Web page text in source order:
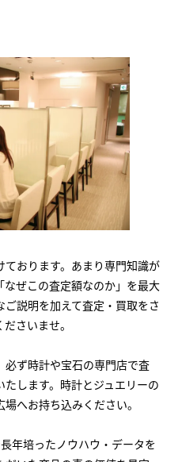
おります。あまり専門知識が
ぜこの査定額なのか」を最大
説明を加えて査定・買取をさ
さいませ。
ず時計や宝石の専門店で査
します。時計とジュエリーの
へお持ち込みください。
年培ったノウハウ・データを